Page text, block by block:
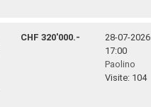
CHF 320'000.-
28-07-2026
17:00
Paolino
Visite: 104